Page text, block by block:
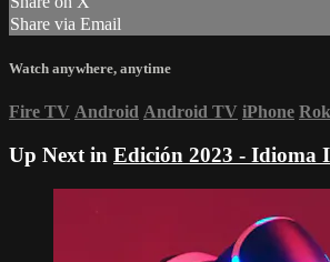
Share via Email
Watch anywhere, anytime
Fire TV Android Android TV iPhone
Up Next in Edición 2023 - Idioma